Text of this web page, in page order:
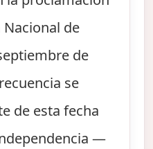
Nacional de
de
se
de esta fecha
—